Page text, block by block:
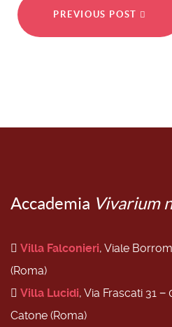
PREVIOUS POST
Accademia Vivarium
Villa Falconieri, Viale
(Roma)
Villa Lucidi, Via Frascati 31
Catone (Roma)